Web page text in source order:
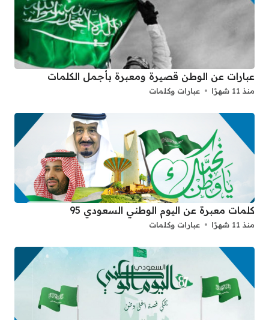
عبارات عن الوطن قصيرة ومعبرة بأجمل الكلمات
منذ 11 شهرًا عبارات وكلمات
كلمات معبرة عن اليوم الوطني السعودي 95
منذ 11 شهرًا عبارات وكلمات